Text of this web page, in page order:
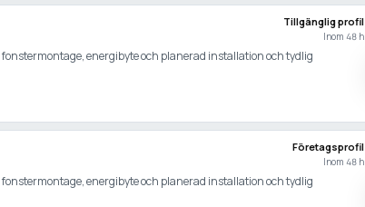
Tillgänglig profil
Inom 48 h
energibyte och planerad installation och tydlig
Företagsprofil
Inom 48 h
energibyte och planerad installation och tydlig